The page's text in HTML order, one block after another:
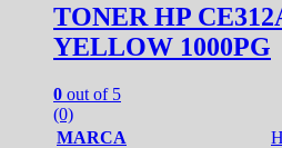
TONER HP
YELLOW 1000PG
0 out of 5
(0)
MARCA